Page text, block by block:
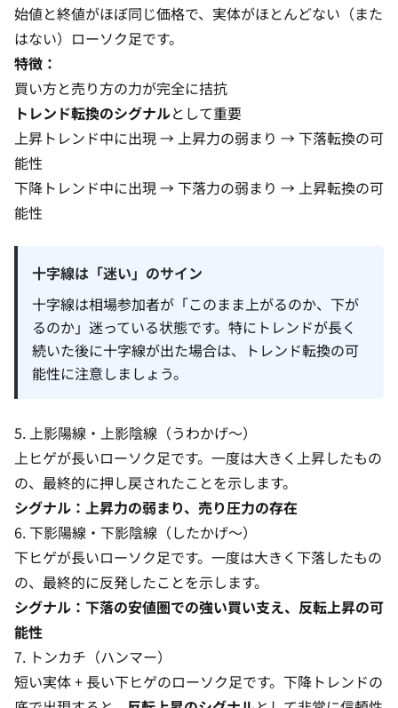
始値と終値がほぼ同じ価格で、実体がほとんどない（また
はない）ローソク足です。
特徴：
買い方と売り方の力が完全に拮抗
トレンド転換のシグナルとして重要
上昇トレンド中に出現 → 上昇力の弱まり → 下落転換の可
能性
下降トレンド中に出現 → 下落力の弱まり → 上昇転換の可
能性
十字線は「迷い」のサイン
十字線は相場参加者が「このまま上がるのか、下が
るのか」迷っている状態です。特にトレンドが長く
続いた後に十字線が出た場合は、トレンド転換の可
能性に注意しましょう。
5. 上影陽線・上影陰線（うわかげ〜）
上ヒゲが長いローソク足です。一度は大きく上昇したもの
の、最終的に押し戻されたことを示します。
シグナル：上昇力の弱まり、売り圧力の存在
6. 下影陽線・下影陰線（したかげ〜）
下ヒゲが長いローソク足です。一度は大きく下落したもの
の、最終的に反発したことを示します。
シグナル：下落の安値圏での強い買い支え、反転上昇の可
能性
7. トンカチ（ハンマー）
短い実体 + 長い下ヒゲのローソク足です。下降トレンドの